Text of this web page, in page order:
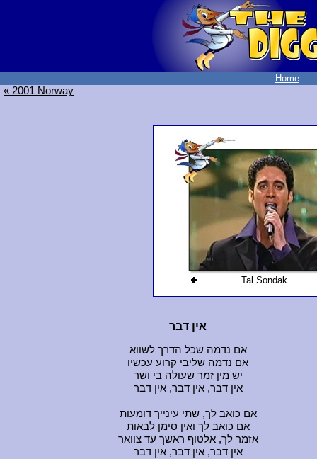
Home
« 2001 Norway
Tal Sondak
אין דבר
אם נדמה שכל הדרך לשווא
אם נדמה שליבי קרוע עכשיו
יש מין זמר שעולה בי ושר
אין דבר, אין דבר, אין דבר
אם כואב לך, שתי עינייך דומעות
אם כואב לך ואין סימן לבאות
אזמר לך, אלטוף ראשך עד צוואר
אין דבר, אין דבר, אין דבר